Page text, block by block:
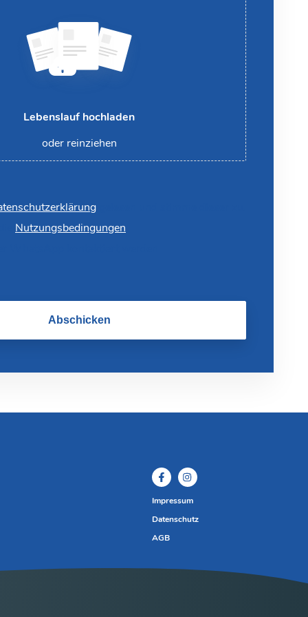
Lebenslauf hochladen
oder reinziehen
Nutzungsbedingungen
Abschicken
Impressum
Datenschutz
AGB